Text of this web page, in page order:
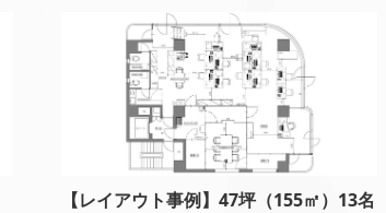
【レイアウト事例】47坪（155㎡）13名